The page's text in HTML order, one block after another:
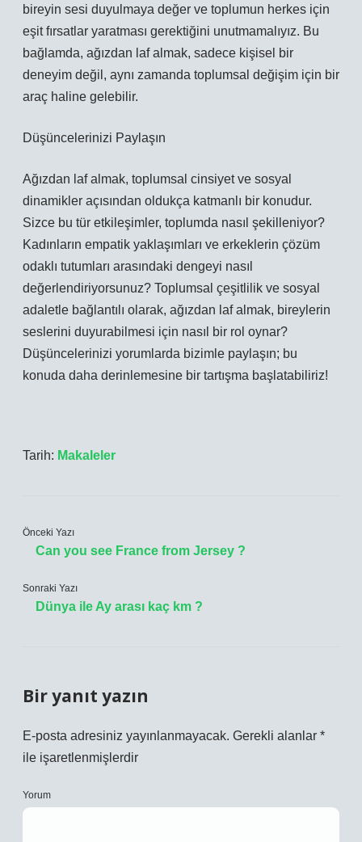
bireyin sesi duyulmaya değer ve toplumun herkes için
eşit fırsatlar yaratması gerektiğini unutmamalıyız. Bu
bağlamda, ağızdan laf almak, sadece kişisel bir
deneyim değil, aynı zamanda toplumsal değişim için bir
araç haline gelebilir.
Düşüncelerinizi Paylaşın
Ağızdan laf almak, toplumsal cinsiyet ve sosyal
dinamikler açısından oldukça katmanlı bir konudur.
Sizce bu tür etkileşimler, toplumda nasıl şekilleniyor?
Kadınların empatik yaklaşımları ve erkeklerin çözüm
odaklı tutumları arasındaki dengeyi nasıl
değerlendiriyorsunuz? Toplumsal çeşitlilik ve sosyal
adaletle bağlantılı olarak, ağızdan laf almak, bireylerin
seslerini duyurabilmesi için nasıl bir rol oynar?
Düşüncelerinizi yorumlarda bizimle paylaşın; bu
konuda daha derinlemesine bir tartışma başlatabiliriz!
Tarih: Makaleler
Önceki Yazı
Can you see France from Jersey ?
Sonraki Yazı
Dünya ile Ay arası kaç km ?
Bir yanıt yazın
E-posta adresiniz yayınlanmayacak. Gerekli alanlar *
ile işaretlenmişlerdir
Yorum